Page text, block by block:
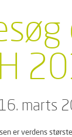
marts
er verdens